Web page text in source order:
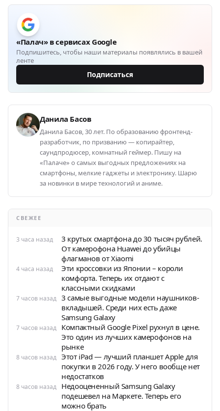
«Палач» в сервисах Google
Подпишитесь, чтобы наши материалы появлялись в вашей
ленте
Подписаться
Данила Басов
Данила Басов, 30 лет. По образованию фронтенд-
разработчик, по призванию — копирайтер,
саундпродюсер, комнатный геймер. Пишу на
«Палаче» о самых выгодных предложениях на
смартфоны, мелкие гаджеты и электронику. Шарю
за новинки в мире технологий и аниме.
СВЕЖЕЕ
3 часа назад
3 крутых смартфона до 30 тысяч рублей.
От камерофона Huawei до убийцы
флагманов от Xiaomi
4 часа назад
Эти кроссовки из Японии – короли
комфорта. Теперь их отдают с
классными скидками
7 часов назад 3 самые выгодные модели наушников-
вкладышей. Среди них есть даже
Samsung Galaxy
7 часов назад
Компактный Google Pixel рухнул в цене.
Это один из лучших камерофонов на
рынке
8 часов назад Этот iPad — лучший планшет Apple для
покупки в 2026 году. У него вообще нет
недостатков
8 часов назад
Недооцененный Samsung Galaxy
подешевел на Маркете. Теперь его
можно брать